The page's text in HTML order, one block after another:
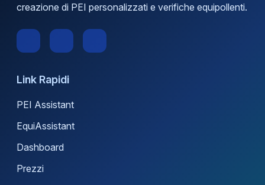
creazione di PEI personalizzati e verifiche equipollenti.
Link Rapidi
PEI Assistant
EquiAssistant
Dashboard
Prezzi